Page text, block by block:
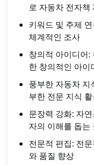
로 자동차 전자책
키워드 및 주제
체계적인 조사
창의적 아이디어:
한 창의적인 아이
풍부한 자동차 지
부한 전문 지식
문장력 강화: 자
자의 이해를 돕는
전문적 편집: 전
와 품질 향상